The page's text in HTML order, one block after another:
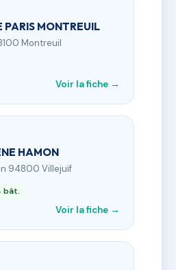
PARIS MONTREUIL
Montreuil
Voir la fiche →
HAMON
94800 Villejuif
Voir la fiche →